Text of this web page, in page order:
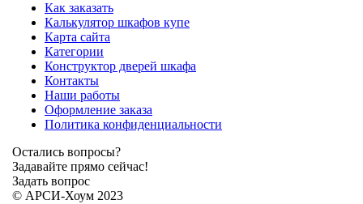
Как заказать
Калькулятор шкафов купе
Карта сайта
Категории
Конструктор дверей шкафа
Контакты
Наши работы
Оформление заказа
Политика конфиденциальности
Остались вопросы?
Задавайте прямо сейчас!
Задать вопрос
© АРСИ-Хоум 2023